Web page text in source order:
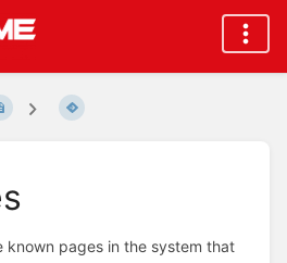
known pages in the system that